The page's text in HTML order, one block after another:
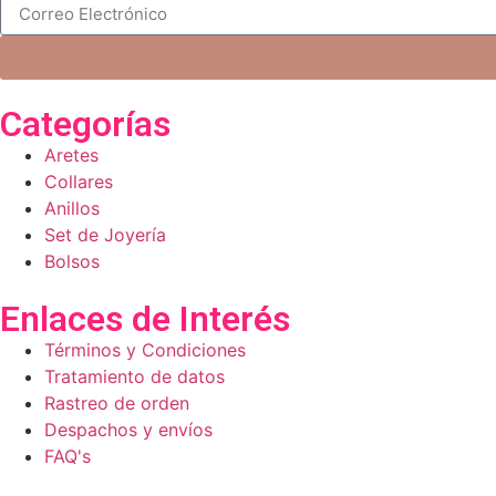
Categorías
Aretes
Collares
Anillos
Set de Joyería
Bolsos
Enlaces de Interés
Términos y Condiciones
Tratamiento de datos
Rastreo de orden
Despachos y envíos
FAQ's